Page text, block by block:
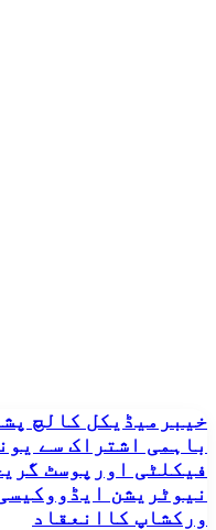
خیبرمیڈیکل
کالچ
پشاوراوردوسرے
اداروں
کی
باہمی
خیبرمیڈیکل کالچ
باہمی اشتراک سے
فیکلٹی اورپوسٹ
نیوٹریشن
ورکشاپ کاانعقاد